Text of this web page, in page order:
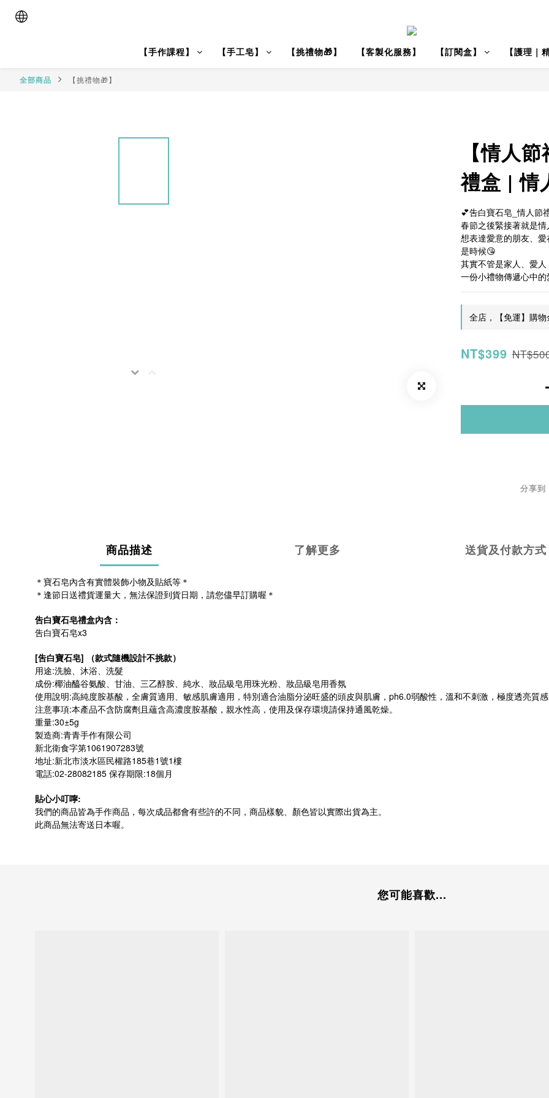
【手作課程】 【手工皂】 【挑禮物🎁】 【客製化服務】 【訂閱盒】 【護理｜
全部商品 【挑禮物🎁】
【情人
禮盒 | 情
💕吿白寶石皂_情人節
春節之後緊接著就是情
想表達愛意的朋友、
是時候😘
其實不管是家人、愛
一份小禮物傳遞心中
全店，【免運】購物
NT$399
分享到
商品描述 了解更多 送貨及付款方式
＊寶石皂內含有實體裝飾小物及貼紙等＊
＊逢節日送禮貨運量大，無法保證到貨日期，請您儘早訂購喔＊
吿白寶石皂禮盒內含：
吿白寶石皂x3
[吿白寶石皂] （款式隨機設計不挑款）
用途:洗臉、沐浴、洗髮
成份:椰油醯谷氨酸、甘油、三乙醇胺、純水、妝品級皂用珠光粉、妝品級皂用香氛
使用說明:高純度胺基酸，全膚質適用、敏感肌膚適用，特別適合油脂分泌旺盛的頭皮與肌膚，ph6.0弱酸性，溫和不刺激，極度透亮質感
注意事項:本產品不含防腐劑且蘊含高濃度胺基酸，親水性高，使用及保存環境請保持通風乾燥。
重量:30±5g
製造商:青青手作有限公司
新北衛食字第1061907283號
地址:新北市淡水區民權路185巷1號1樓
電話:02-28082185 保存期限:18個月
貼心小叮嚀:
我們的商品皆為手作商品，每次成品都會有些許的不同，商品樣貌、顏色皆以實際出貨為主。
此商品無法寄送日本喔。
您可能喜歡...